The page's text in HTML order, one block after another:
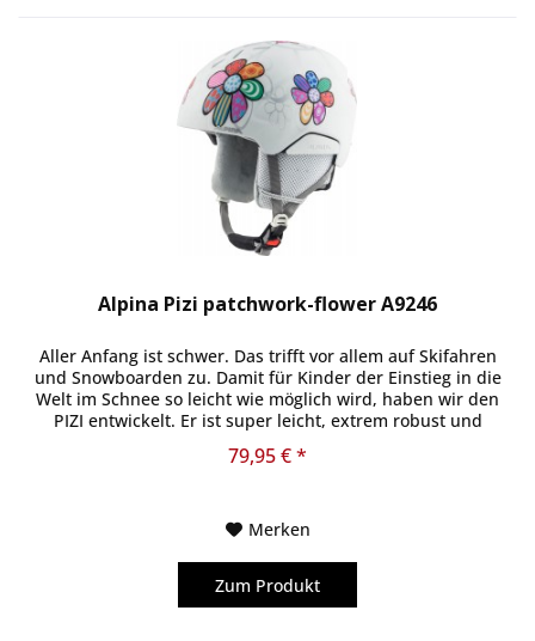
Alpina Pizi patchwork-flower A9246
Aller Anfang ist schwer. Das trifft vor allem auf Skifahren
und Snowboarden zu. Damit für Kinder der Einstieg in die
Welt im Schnee so leicht wie möglich wird, haben wir den
PIZI entwickelt. Er ist super leicht, extrem robust und
79,95 € *
Merken
Zum Produkt